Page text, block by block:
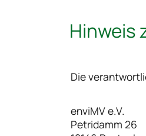
Die
enviMV e.V.
Petridamm 26